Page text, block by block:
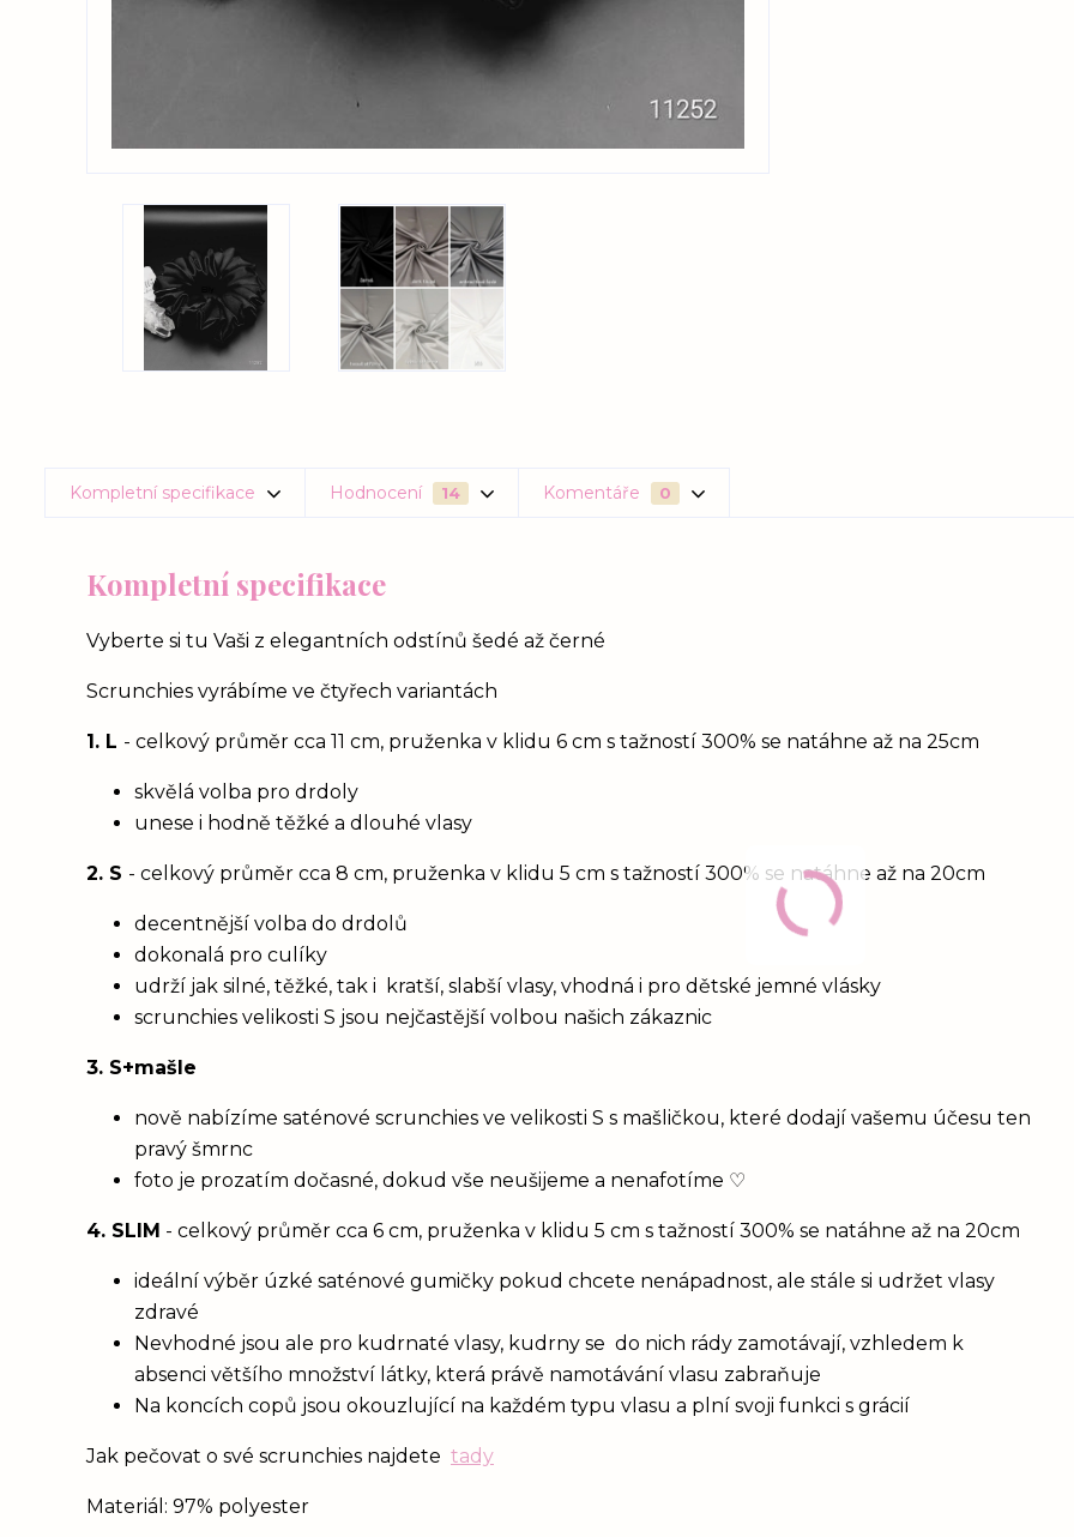
Kompletní specifikace Hodnocení 14 Komentáře 0
Kompletní specifikace
Vyberte si tu Vaši z elegantních odstínů šedé až černé
Scrunchies vyrábíme ve čtyřech variantách
1. L - celkový průměr cca 11 cm, pruženka v klidu 6 cm s tažností 300% se natáhne až na 25cm
skvělá volba pro drdoly
unese i hodně těžké a dlouhé vlasy
2. S - celkový průměr cca 8 cm, pruženka v klidu 5 cm s tažností 300% se natáhne až na 20cm
decentnější volba do drdolů
dokonalá pro culíky
udrží jak silné, těžké, tak i kratší, slabší vlasy, vhodná i pro dětské jemné vlásky
scrunchies velikosti S jsou nejčastější volbou našich zákaznic
3. S+mašle
nově nabízíme saténové scrunchies ve velikosti S s mašličkou, které dodají vašemu účesu ten
pravý šmrnc
foto je prozatím dočasné, dokud vše neušijeme a nenafotíme ♡
4. SLIM - celkový průměr cca 6 cm, pruženka v klidu 5 cm s tažností 300% se natáhne až na 20cm
ideální výběr úzké saténové gumičky pokud chcete nenápadnost, ale stále si udržet vlasy
zdravé
Nevhodné jsou ale pro kudrnaté vlasy, kudrny se do nich rády zamotávají, vzhledem k
absenci většího množství látky, která právě namotávání vlasu zabraňuje
Na koncích copů jsou okouzlující na každém typu vlasu a plní svoji funkci s grácií
Jak pečovat o své scrunchies najdete tady
Materiál: 97% polyester